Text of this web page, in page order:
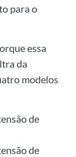
para o
essa
da
modelos
de
de